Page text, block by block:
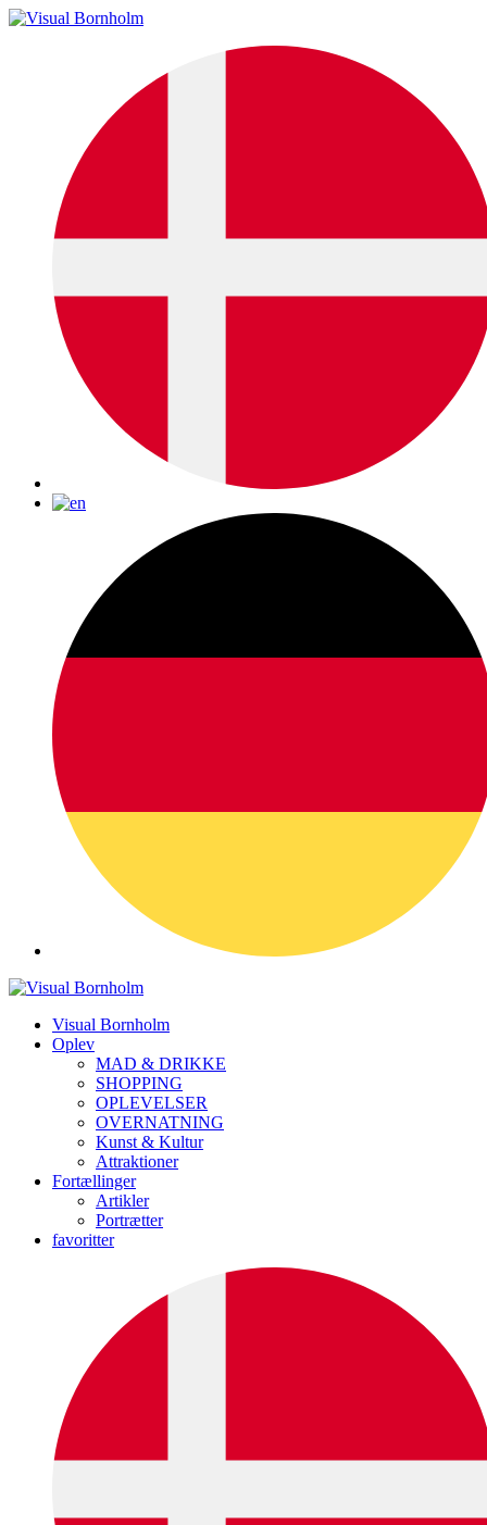
Visual Bornholm
Oplev
MAD & DRIKKE
SHOPPING
OPLEVELSER
OVERNATNING
Kunst & Kultur
Attraktioner
Fortællinger
Artikler
Portrætter
favoritter